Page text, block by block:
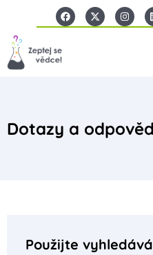
Dotazy a
Použijte